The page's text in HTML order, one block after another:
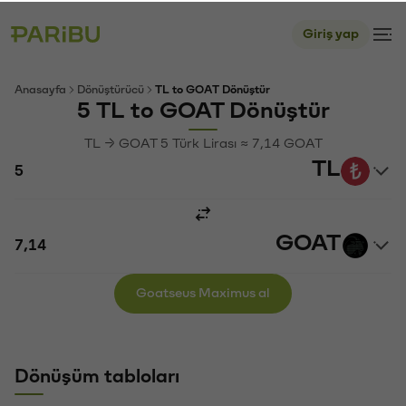
Giriş yap
Anasayfa Dönüştürücü TL to GOAT Dönüştür
5 TL to GOAT Dönüştür
TL → GOAT 5 Türk Lirası ≈ 7,14 GOAT
TL
GOAT
Goatseus Maximus al
Dönüşüm tabloları